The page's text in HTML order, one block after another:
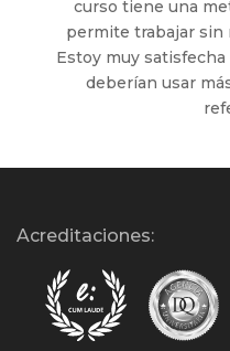
curso tiene una
permite trabajar sin
Estoy muy
deberían usar
Acreditaciones: